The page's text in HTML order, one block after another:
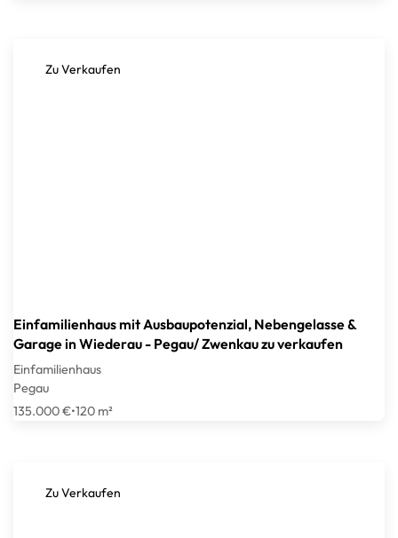
Zu Verkaufen
Einfamilienhaus mit Ausbaupotenzial, Nebengelasse &
Garage in Wiederau - Pegau/ Zwenkau zu verkaufen
Einfamilienhaus
Pegau
135.000 €•120 m²
Zu Verkaufen